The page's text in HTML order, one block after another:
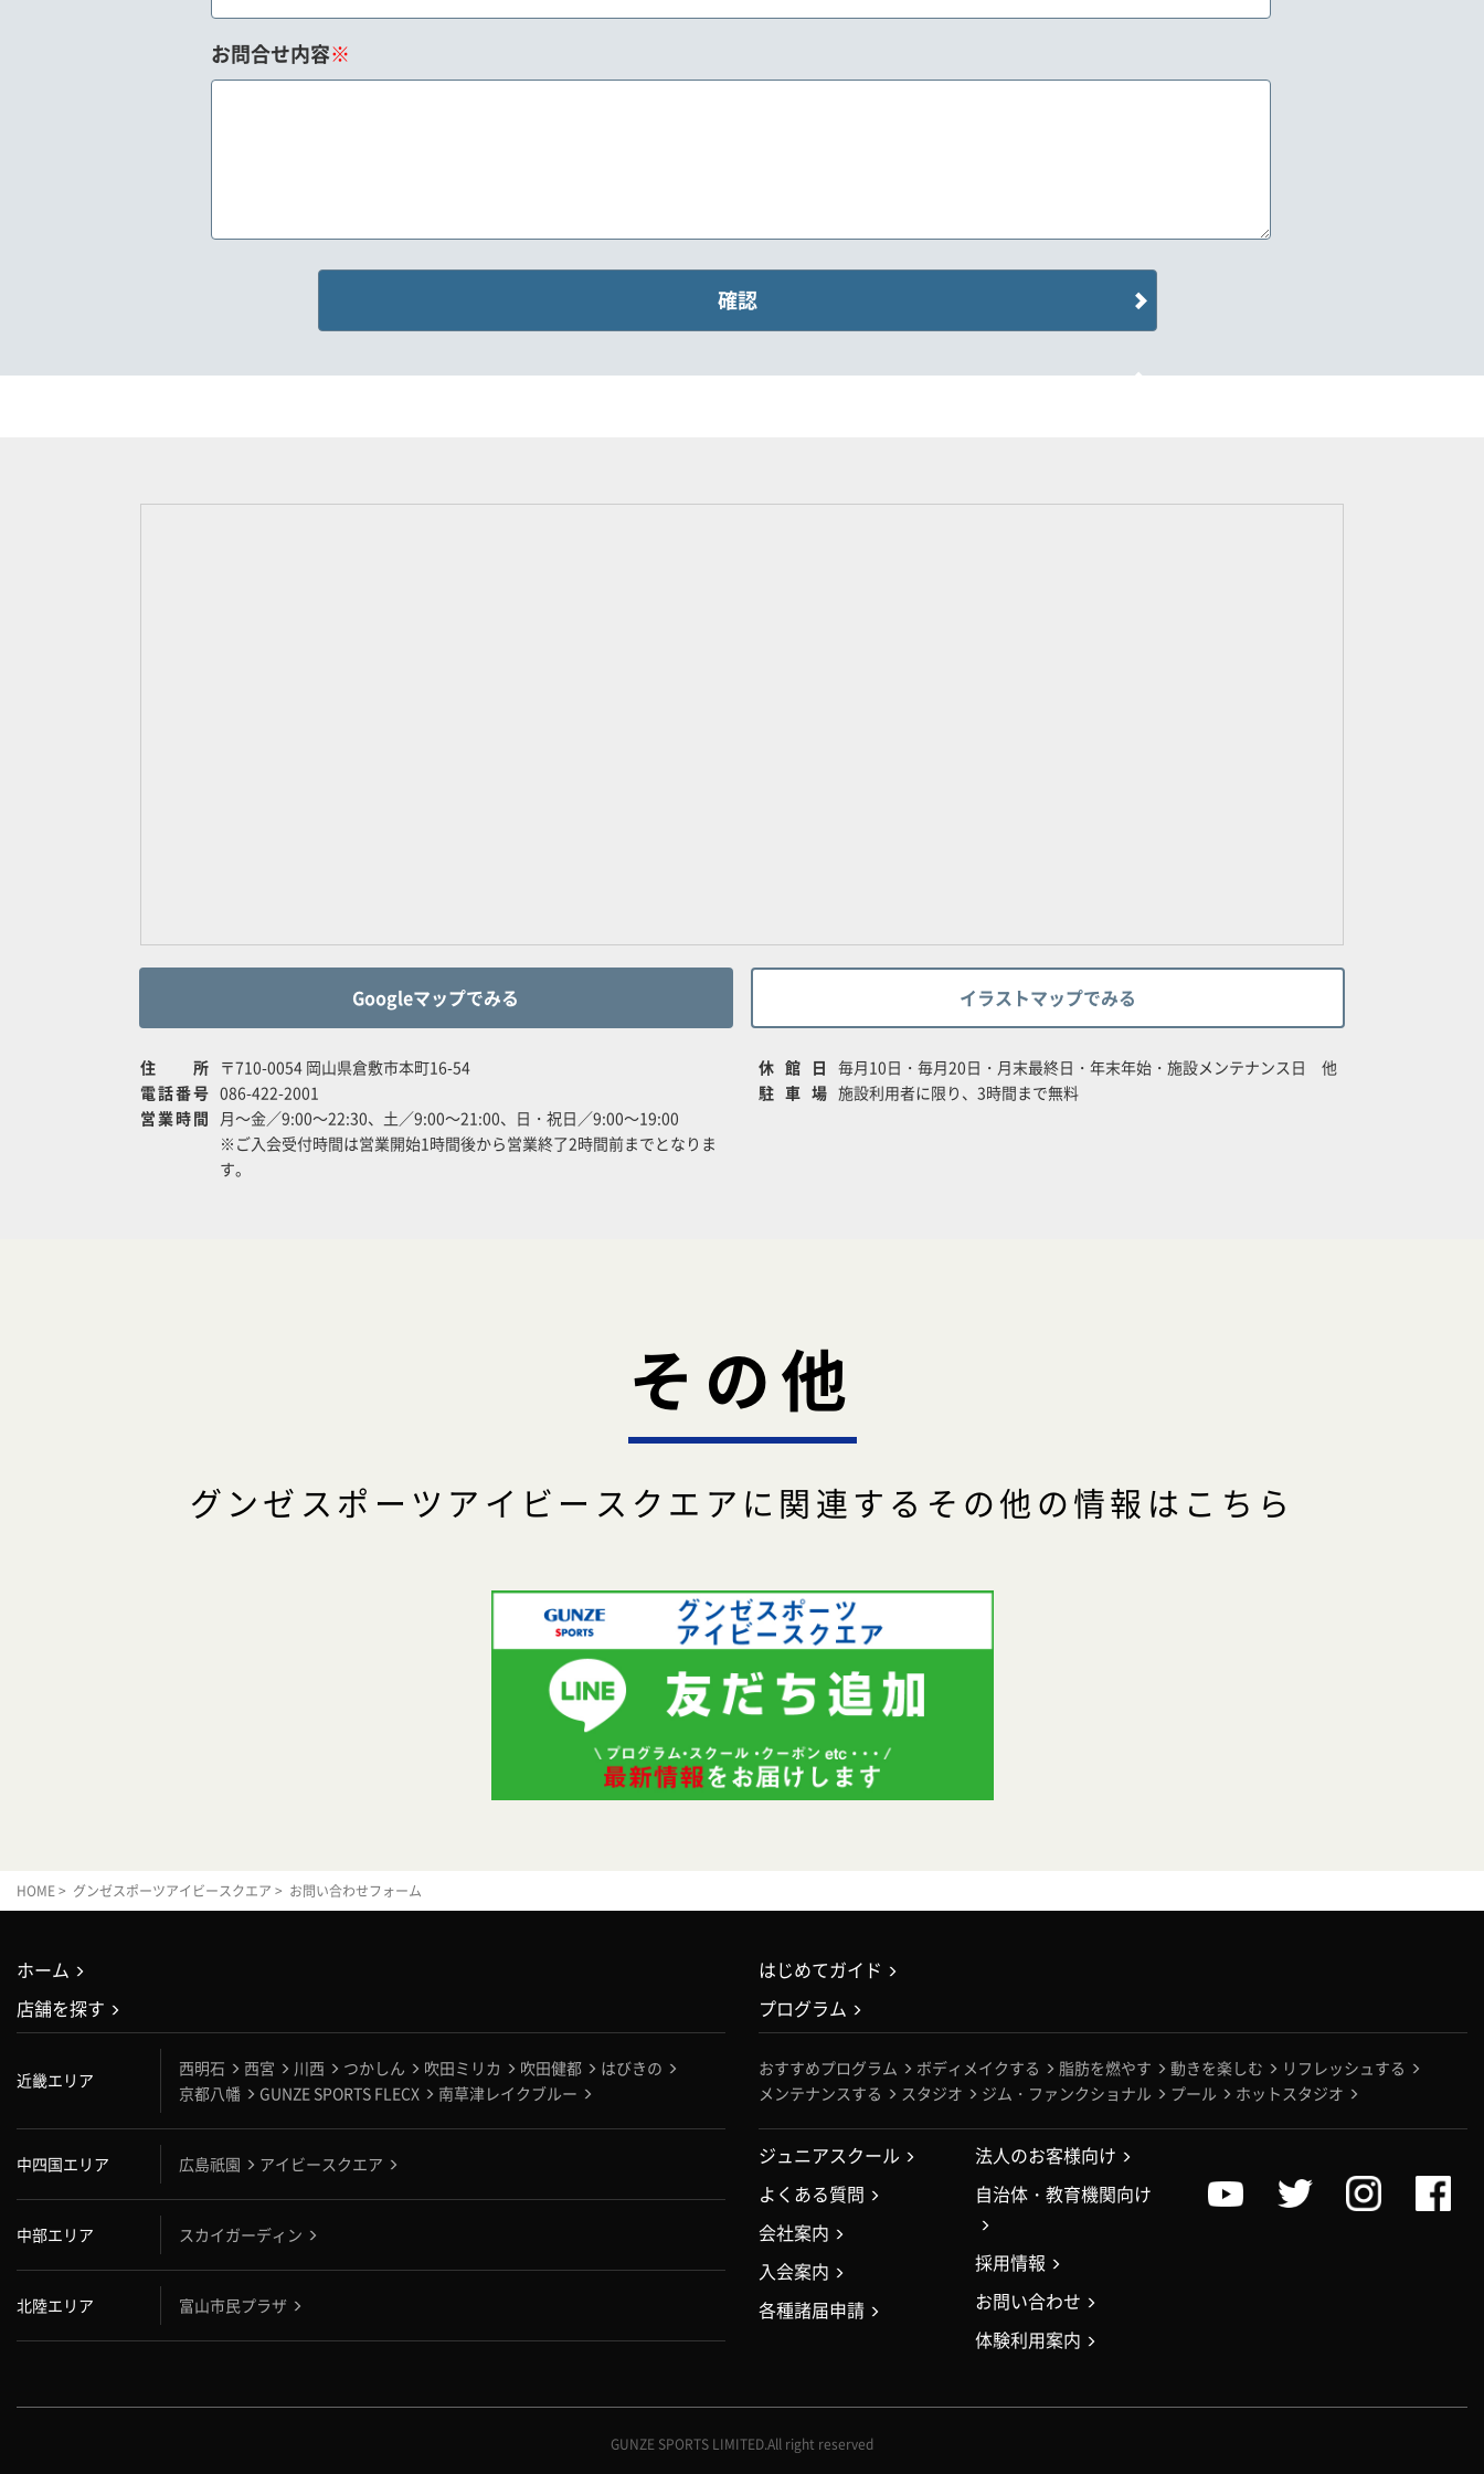
お問合せ内容※
Googleマップでみる イラストマップでみる
住所
〒710-0054 岡山県倉敷市本町16-54
電話番号 086-422-2001
営業時間 月～金／9:00～22:30、土／9:00～21:00、日・祝日／9:00～19:00
※ご入会受付時間は営業開始1時間後から営業終了2時間前までとなりま
す。
休館日 毎月10日・毎月20日・月末最終日・年末年始・施設メンテナンス日 他
駐車場 施設利用者に限り、3時間まで無料
その他
グンゼスポーツアイビースクエアに関連するその他の情報はこちら
HOME > グンゼスポーツアイビースクエア > お問い合わせフォーム
ホーム
店舗を探す
近畿エリア
西明石 西宮 川西 つかしん 吹田ミリカ 吹田健都
はびきの
京都八幡
GUNZE SPORTS FLECX 南草津レイクブルー
中四国エリア 広島祇園 アイビースクエア
中部エリア スカイガーディン
北陸エリア 富山市民プラザ
はじめてガイド
プログラム
おすすめプログラム ボディメイクする 脂肪を燃やす 動きを楽しむ
リフレッシュする
メンテナンスする
スタジオ ジム・ファンクショナル プール ホットスタジオ
ジュニアスクール
よくある質問
会社案内
入会案内
各種諸届申請
法人のお客様向け
自治体・教育機関向け
採用情報
お問い合わせ
体験利用案内
GUNZE SPORTS LIMITED.All right reserved